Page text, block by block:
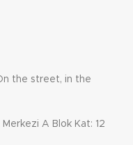
the street, in the
Merkezi A Blok Kat: 12